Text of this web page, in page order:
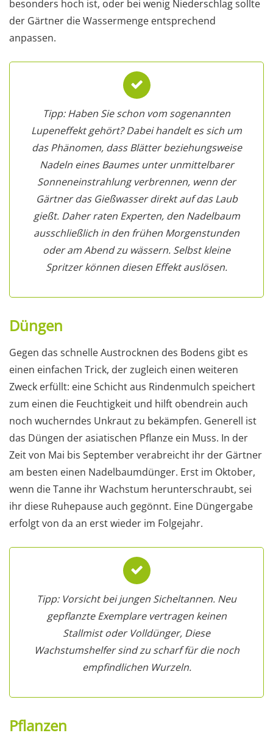
besonders hoch ist, oder bei wenig Niederschlag sollte
der Gärtner die Wassermenge entsprechend
anpassen.
Tipp: Haben Sie schon vom sogenannten
Lupeneffekt gehört? Dabei handelt es sich um
das Phänomen, dass Blätter beziehungsweise
Nadeln eines Baumes unter unmittelbarer
Sonneneinstrahlung verbrennen, wenn der
Gärtner das Gießwasser direkt auf das Laub
gießt. Daher raten Experten, den Nadelbaum
ausschließlich in den frühen Morgenstunden
oder am Abend zu wässern. Selbst kleine
Spritzer können diesen Effekt auslösen.
Düngen
Gegen das schnelle Austrocknen des Bodens gibt es
einen einfachen Trick, der zugleich einen weiteren
Zweck erfüllt: eine Schicht aus Rindenmulch speichert
zum einen die Feuchtigkeit und hilft obendrein auch
noch wucherndes Unkraut zu bekämpfen. Generell ist
das Düngen der asiatischen Pflanze ein Muss. In der
Zeit von Mai bis September verabreicht ihr der Gärtner
am besten einen Nadelbaumdünger. Erst im Oktober,
wenn die Tanne ihr Wachstum herunterschraubt, sei
ihr diese Ruhepause auch gegönnt. Eine Düngergabe
erfolgt von da an erst wieder im Folgejahr.
Tipp: Vorsicht bei jungen Sicheltannen. Neu
gepflanzte Exemplare vertragen keinen
Stallmist oder Volldünger, Diese
Wachstumshelfer sind zu scharf für die noch
empfindlichen Wurzeln.
Pflanzen